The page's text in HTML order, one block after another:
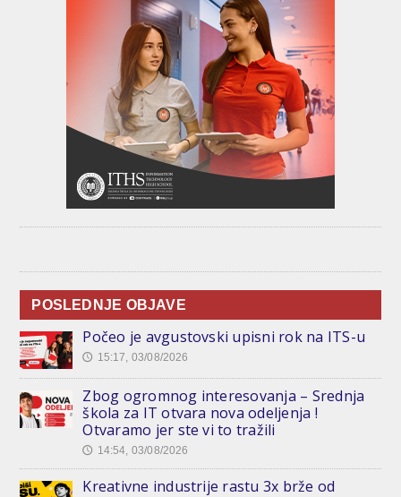
POSLEDNJE OBJAVE
Počeo je avgustovski upisni rok na ITS-u
🕔 15:17, 03/08/2026
Zbog ogromnog interesovanja – Srednja
škola za IT otvara nova odeljenja !
Otvaramo jer ste vi to tražili
🕔 14:54, 03/08/2026
Kreativne industrije rastu 3x brže od